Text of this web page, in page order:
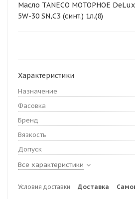
Масло TANECO МОТОРНОЕ
5W-30 SN,C3 (синт.) 1л.(8)
Характеристики
Назначение
Фасовка
Бренд
Вязкость
Допуск
Все характеристики
Условия доставки Доставка